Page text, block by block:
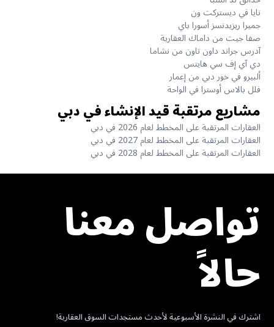
نايا في ديستركت ون
جميرا ريزيدنسز أسورا باي
صفا جيت من داماك العقارية
آدرس جراند داون تاون من نشاما
دي آي إف سي هايتس
ألبيرو في خور دبي من إعمار
فلل بالاس أوسترا في الواحة
مشاريع مرتقبة قيد الإنشاء في دبي
العقارات المرتقبة على المخطط لعام 2026 في دبي
العقارات المرتقبة على المخطط لعام 2027 في دبي
العقارات المرتقبة على المخطط لعام 2028 في دبي
تواصل معنا
حالاً
اشترك في النشرة الأسبوعية لأحدث مستجدات السوق العقارية!